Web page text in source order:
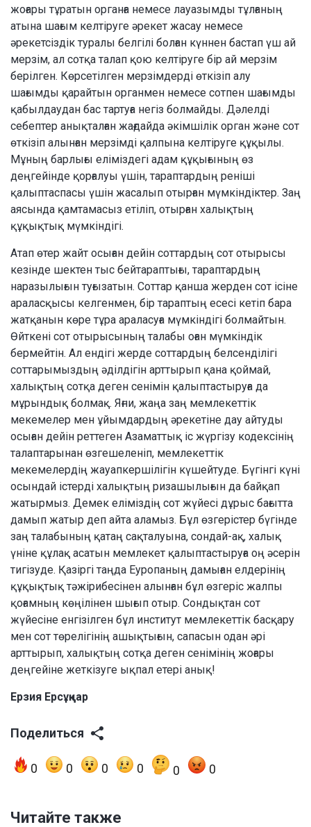
жоғары тұратын органға немесе лауазымды тұлғаның
атына шағым келтіруге әрекет жасау немесе
әрекетсіздік туралы белгілі болған күннен бастап үш ай
мерзім, ал сотқа талап қою келтіруге бір ай мерзім
берілген. Көрсетілген мерзімдерді өткізіп алу
шағымды қарайтын органмен немесе сотпен шағымды
қабылдаудан бас тартуға негіз болмайды. Дәлелді
себептер анықталған жағдайда әкімшілік орган және сот
өткізіп алынған мерзімді қалпына келтіруге құқылы.
Мұның барлығы еліміздегі адам құқығының өз
деңгейінде қорғалуы үшін, тараптардың реніші
қалыптаспасы үшін жасалып отырған мүмкіндіктер. Заң
аясында қамтамасыз етіліп, отырған халықтың
құқықтық мүмкіндігі.
Атап өтер жайт осыған дейін соттардың сот отырысы
кезінде шектен тыс бейтараптығы, тараптардың
наразылығын туғызатын. Соттар қанша жерден сот ісіне
араласқысы келгенмен, бір тараптың есесі кетіп бара
жатқанын көре тұра араласуға мүмкіндігі болмайтын.
Өйткені сот отырысының талабы оған мүмкіндік
бермейтін. Ал ендігі жерде соттардың белсенділігі
соттарымыздың әділдігін арттырып қана қоймай,
халықтың сотқа деген сенімін қалыптастыруға да
мұрындық болмақ. Яғни, жаңа заң мемлекеттік
мекемелер мен ұйымдардың әрекетіне дау айтуды
осыған дейін реттеген Азаматтық іс жүргізу кодексінің
талаптарынан өзгешеленіп, мемлекеттік
мекемелердің жауапкершілігін күшейтуде. Бүгінгі күні
осындай істерді халықтың ризашылығын да байқап
жатырмыз. Демек еліміздің сот жүйесі дұрыс бағытта
дамып жатыр деп айта аламыз. Бұл өзгерістер бүгінде
заң талабының қатаң сақталуына, сондай-ақ, халық
үніне құлақ асатын мемлекет қалыптастыруға оң әсерін
тигізуде. Қазіргі таңда Еуропаның дамыған елдерінің
құқықтық тәжірибесінен алынған бұл өзгеріс жалпы
қоғамның көңілінен шығып отыр. Сондықтан сот
жүйесіне енгізілген бұл институт мемлекеттік басқару
мен сот төрелігінің ашықтығын, сапасын одан әрі
арттырып, халықтың сотқа деген сенімінің жоғары
деңгейіне жеткізуге ықпал етері анық!
Ерзия Ерсұңқар
Поделиться
0 0 0 0 0 0
Читайте также